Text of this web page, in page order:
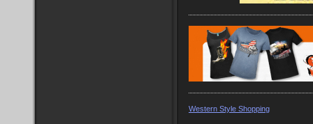
Western Style Shopping